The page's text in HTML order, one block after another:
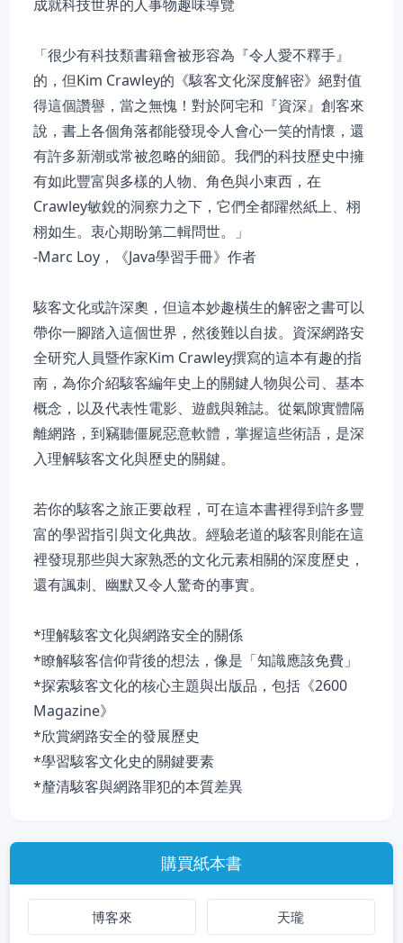
成就科技世界的人事物趣味導覽
「很少有科技類書籍會被形容為『令人愛不釋手』
的，但Kim Crawley的《駭客文化深度解密》絕對值
得這個讚譽，當之無愧！對於阿宅和『資深』創客來
說，書上各個角落都能發現令人會心一笑的情懷，還
有許多新潮或常被忽略的細節。我們的科技歷史中擁
有如此豐富與多樣的人物、角色與小東西，在
Crawley敏銳的洞察力之下，它們全都躍然紙上、栩
栩如生。衷心期盼第二輯問世。」
-Marc Loy，《Java學習手冊》作者
駭客文化或許深奧，但這本妙趣橫生的解密之書可以
帶你一腳踏入這個世界，然後難以自拔。資深網路安
全研究人員暨作家Kim Crawley撰寫的這本有趣的指
南，為你介紹駭客編年史上的關鍵人物與公司、基本
概念，以及代表性電影、遊戲與雜誌。從氣隙實體隔
離網路，到竊聽僵屍惡意軟體，掌握這些術語，是深
入理解駭客文化與歷史的關鍵。
若你的駭客之旅正要啟程，可在這本書裡得到許多豐
富的學習指引與文化典故。經驗老道的駭客則能在這
裡發現那些與大家熟悉的文化元素相關的深度歷史，
還有諷刺、幽默又令人驚奇的事實。
*理解駭客文化與網路安全的關係
*瞭解駭客信仰背後的想法，像是「知識應該免費」
*探索駭客文化的核心主題與出版品，包括《2600
Magazine》
*欣賞網路安全的發展歷史
*學習駭客文化史的關鍵要素
*釐清駭客與網路罪犯的本質差異
購買紙本書
博客來 天瓏